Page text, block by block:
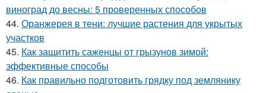
виноград до весны: 5 проверенных способов
44. Оранжерея в тени: лучшие растения для укрытых
участков
45. Как защитить саженцы от грызунов зимой:
эффективные способы
46. Как правильно подготовить грядку под землянику